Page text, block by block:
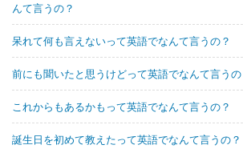
んて言うの？
呆れて何も言えないって英語でなんて言うの？
前にも聞いたと思うけどって英語でなんて言うの
これからもあるかもって英語でなんて言うの？
誕生日を初めて教えたって英語でなんて言うの？